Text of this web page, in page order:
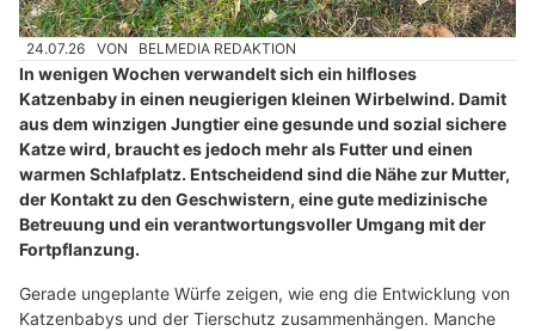
24.07.26 VON BELMEDIA REDAKTION
In wenigen Wochen verwandelt sich ein hilfloses
Katzenbaby in einen neugierigen kleinen Wirbelwind. Damit
aus dem winzigen Jungtier eine gesunde und sozial sichere
Katze wird, braucht es jedoch mehr als Futter und einen
warmen Schlafplatz. Entscheidend sind die Nähe zur Mutter,
der Kontakt zu den Geschwistern, eine gute medizinische
Betreuung und ein verantwortungsvoller Umgang mit der
Fortpflanzung.
Gerade ungeplante Würfe zeigen, wie eng die Entwicklung von
Katzenbabys und der Tierschutz zusammenhängen. Manche